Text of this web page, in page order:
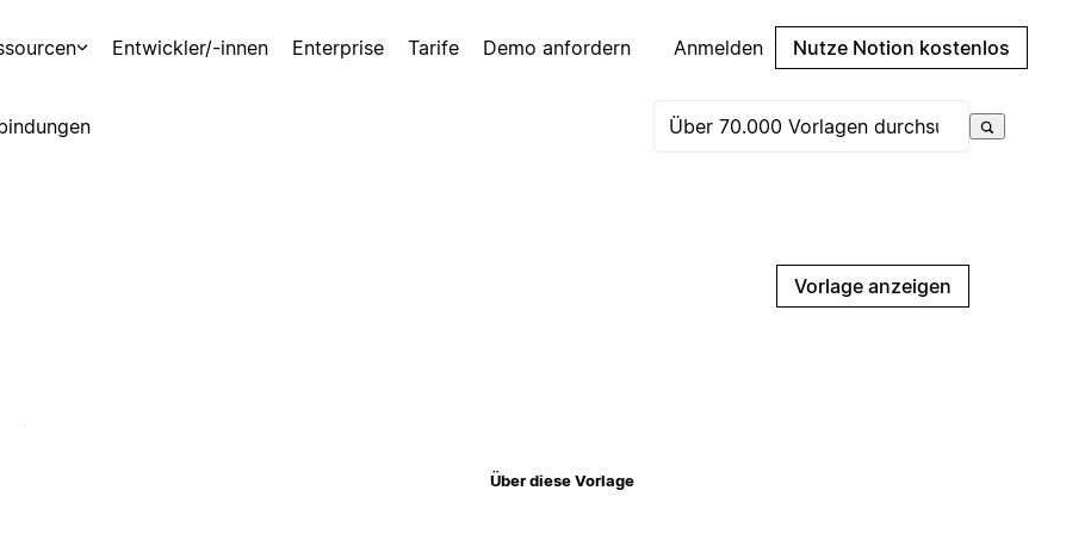
Entwickler/-innen Enterprise Tarife Demo anfordern Anmelden Nutze Notion kostenlos
Vorlage anzeigen
Über diese Vorlage